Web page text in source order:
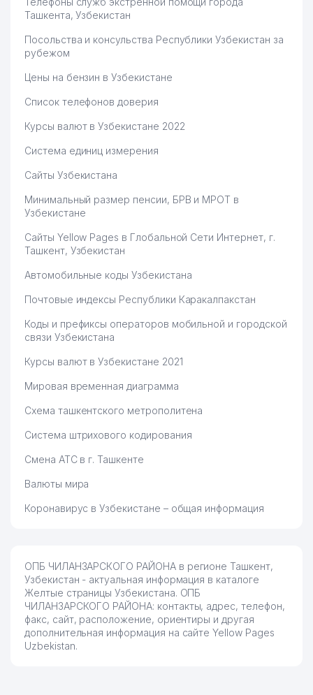
Ташкента, Узбекистан
Посольства и консульства Республики Узбекистан за
рубежом
Цены на бензин в Узбекистане
Список телефонов доверия
Курсы валют в Узбекистане 2022
Система единиц измерения
Сайты Узбекистана
Минимальный размер пенсии, БРВ и МРОТ в
Узбекистане
Сайты Yellow Pages в Глобальной Сети Интернет, г.
Ташкент, Узбекистан
Автомобильные коды Узбекистана
Почтовые индексы Республики Каракалпакстан
Коды и префиксы операторов мобильной и городской
связи Узбекистана
Курсы валют в Узбекистане 2021
Мировая временная диаграмма
Схема ташкентского метрополитена
Система штрихового кодирования
Смена АТС в г. Ташкенте
Валюты мира
Коронавирус в Узбекистане – общая информация
ОПБ ЧИЛАНЗАРСКОГО РАЙОНА в регионе Ташкент,
Узбекистан - актуальная информация в каталоге
Желтые страницы Узбекистана. ОПБ
ЧИЛАНЗАРСКОГО РАЙОНА: контакты, адрес, телефон,
факс, сайт, расположение, ориентиры и другая
дополнительная информация на сайте Yellow Pages
Uzbekistan.